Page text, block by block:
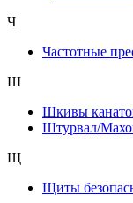
Ч
Частотные
Ш
Шкивы
Штурвал/
Щ
Щиты